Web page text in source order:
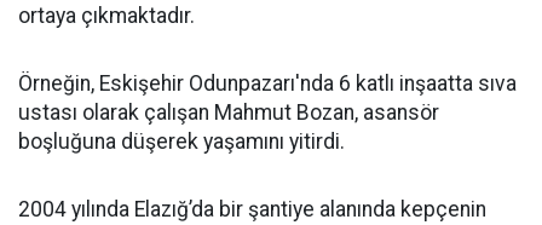
ortaya çıkmaktadır.
Örneğin, Eskişehir Odunpazarı'nda 6 katlı inşaatta sıva
ustası olarak çalışan Mahmut Bozan, asansör
boşluğuna düşerek yaşamını yitirdi.
2004 yılında Elazığ’da bir şantiye alanında kepçenin